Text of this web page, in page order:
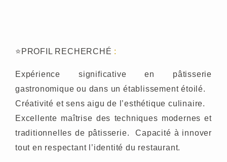
⭐ PROFIL RECHERCHÉ :
Expérience significative en pâtisserie
gastronomique ou dans un établissement étoilé.
Créativité et sens aigu de l’esthétique culinaire.
Excellente maîtrise des techniques modernes et
traditionnelles de pâtisserie. Capacité à innover
tout en respectant l’identité du restaurant.